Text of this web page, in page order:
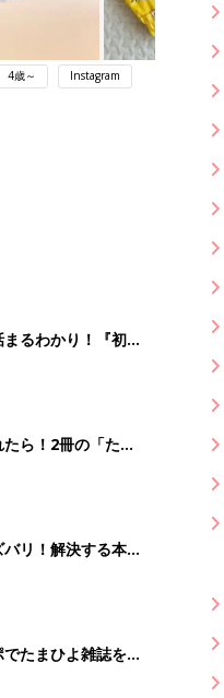
4歳～ Instagram
るわかり！『初め
号』〈巻頭大特
ら！2冊の「たま
リ！解決する本
号』 4カ月～2才
たまひよ雑誌を買
期間限定】